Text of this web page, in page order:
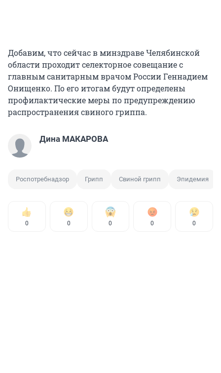
Добавим, что сейчас в минздраве Челябинской
области проходит селекторное совещание с
главным санитарным врачом России Геннадием
Онищенко. По его итогам будут определены
профилактические меры по предупреждению
распространения свиного гриппа.
Дина МАКАРОВА
Роспотребнадзор Грипп Свиной грипп Эпидемия
0 0 0 0 0